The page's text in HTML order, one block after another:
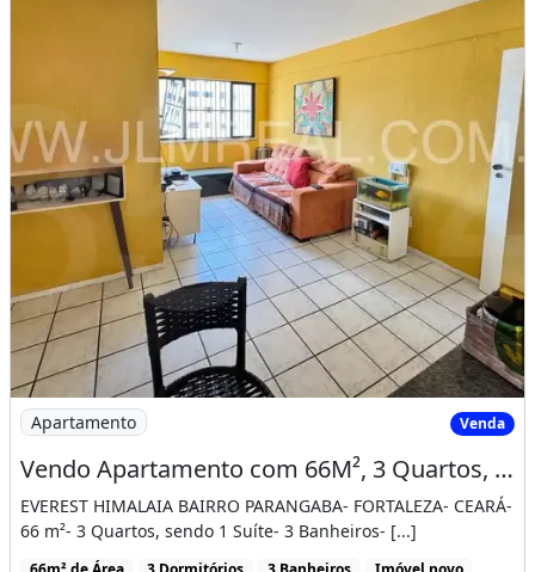
Imagem: Vendo Apartamento com 66M², 3 Quartos
Apartamento Venda
Vendo Apartamento com 66M², 3 Quartos, Elevador no Bairro Parangaba - Fortaleza - Ceará
EVEREST HIMALAIA BAIRRO PARANGABA- FORTALEZA- CEARÁ-
66 m²- 3 Quartos, sendo 1 Suíte- 3 Banheiros- [...]